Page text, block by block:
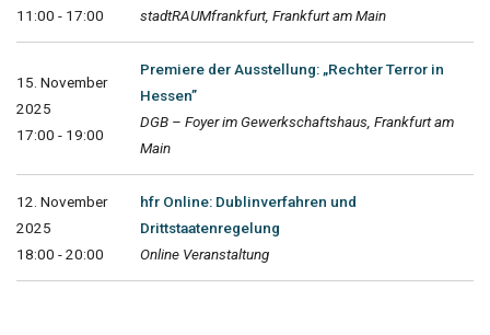
11:00 - 17:00
stadtRAUMfrankfurt, Frankfurt am Main
15. November
2025
17:00 - 19:00
Premiere der Ausstellung: „Rechter Terror in
Hessen”
DGB – Foyer im Gewerkschaftshaus, Frankfurt am
Main
12. November
2025
18:00 - 20:00
hfr Online: Dublinverfahren und
Drittstaatenregelung
Online Veranstaltung